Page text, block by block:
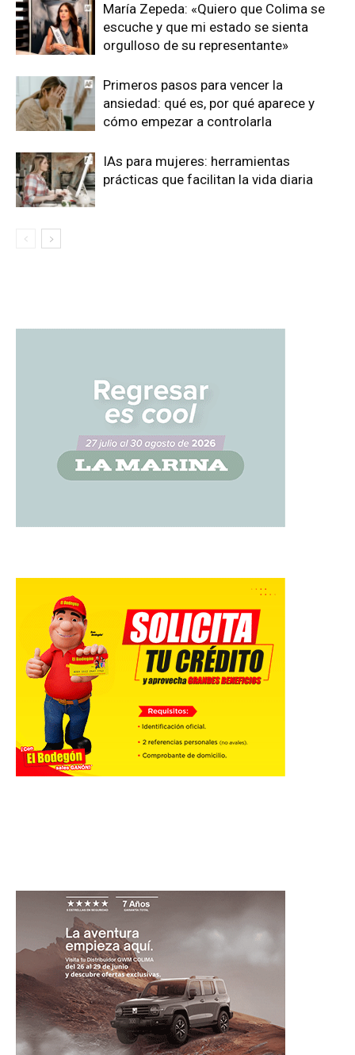
María Zepeda: «Quiero que Colima se
escuche y que mi estado se sienta
orgulloso de su representante»
Primeros pasos para vencer la
ansiedad: qué es, por qué aparece y
cómo empezar a controlarla
IAs para mujeres: herramientas
prácticas que facilitan la vida diaria